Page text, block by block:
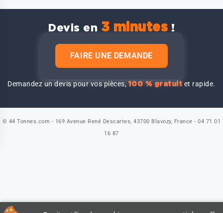
Devis en 3 minutes !
FAIRE UNE DEMANDE
Demandez un devis pour vos pièces,100 % gratuit et rapide.
© 44 Tonnes.com - 169 Avenue René Descartes, 43700 Blavozy, France - 04 71 01
16 87